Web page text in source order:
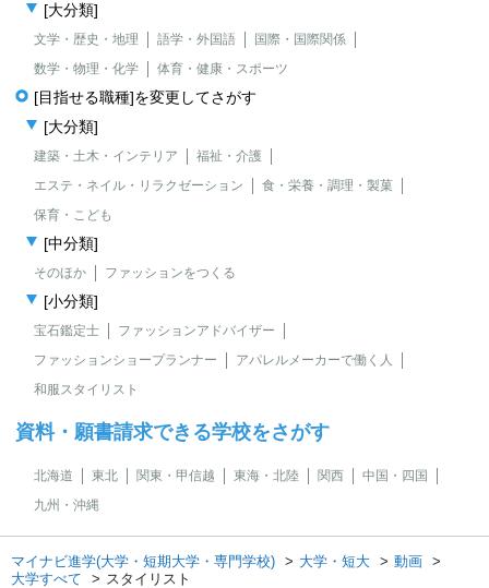
[大分類]
文学・歴史・地理 語学・外国語
国際・国際関係
数学・物理・化学
体育・健康・スポーツ
[目指せる職種]を変更してさがす
[大分類]
建築・土木・インテリア
福祉・介護
エステ・ネイル・リラクゼーション
食・栄養・調理・製菓
保育・こども
[中分類]
そのほか ファッションをつくる
[小分類]
宝石鑑定士
ファッションアドバイザー
ファッションショープランナー
アパレルメーカーで働く人
和服スタイリスト
資料・願書請求できる学校をさがす
北海道 東北 関東・甲信越 東海・北陸 関西
中国・四国
九州・沖縄
マイナビ進学(大学・短期大学・専門学校) 大学・短大
動画
大学すべて
スタイリスト